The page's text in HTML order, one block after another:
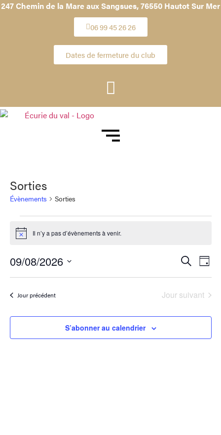
247 Chemin de la Mare aux Sangsues,76550 Hautot Sur Mer
06 99 45 26 26
Dates de fermeture du club
Sorties
Évènements Sorties
Notice Il n’y a pas d’évènements à venir.
et
de
vues
Recherche
de
Jour
09/08/2026
une
Jour précédent Jour suivant
S’abonner au calendrier